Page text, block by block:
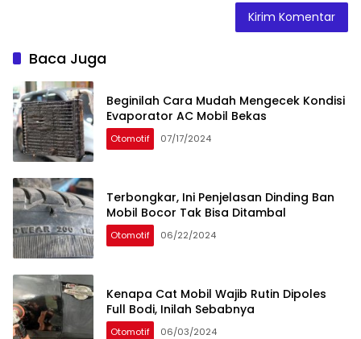
Baca Juga
Beginilah Cara Mudah Mengecek Kondisi
Evaporator AC Mobil Bekas
Otomotif 07/17/2024
Terbongkar, Ini Penjelasan Dinding Ban
Mobil Bocor Tak Bisa Ditambal
Otomotif 06/22/2024
Kenapa Cat Mobil Wajib Rutin Dipoles
Full Bodi, Inilah Sebabnya
Otomotif 06/03/2024